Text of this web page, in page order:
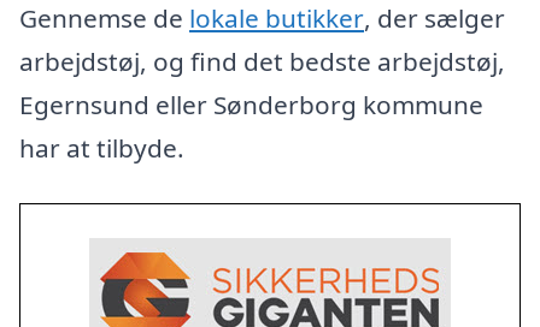
Gennemse de lokale butikker, der sælger
arbejdstøj, og find det bedste arbejdstøj,
Egernsund eller Sønderborg kommune
har at tilbyde.